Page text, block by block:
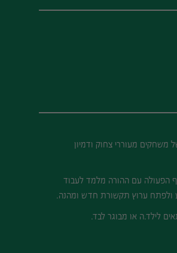
בגילאי 2-5, הבנוייה מסדרה של משחקים מעוררי צחוק ודמיון
הפעולה עם ההורה מלמד לעבוד
ולפתח ערוץ תקשורת חדש ומהנה.
לילד.ה או מבוגר לבד.